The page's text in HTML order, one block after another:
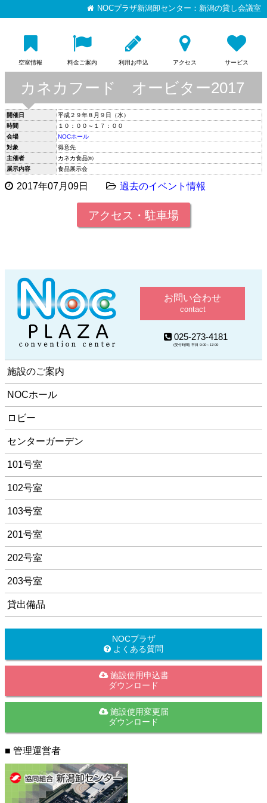
NOCプラザ新潟卸センター：新潟の貸し会議室
空室情報 料金ご案内 利用お申込 アクセス サービス
カネカフード オービター2017
開催日
平成２９年８月９日（水）
時間
１０：００～１７：００
会場
NOCホール
対象
得意先
主催者
カネカ食品㈱
展示内容
食品展示会
2017年07月09日 過去のイベント情報
アクセス・駐車場
お問い合わせ
contact
025-273-4181
(受付時間) 平日 9:00～17:00
施設のご案内
NOCホール
ロビー
センターガーデン
101号室
102号室
103号室
201号室
202号室
203号室
貸出備品
NOCプラザ
よくある質問
施設使用申込書
ダウンロード
施設使用変更届
ダウンロード
■ 管理運営者